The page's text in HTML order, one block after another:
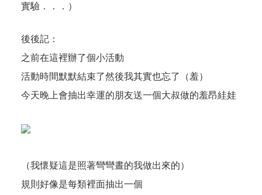
實驗．．．）
後後記：
之前在這裡辦了個小活動
活動時間默默結束了然後我其實也忘了（羞）
今天晚上會抽出幸運的朋友送一個大叔做的羞昂絓娃
（我懷疑這是照著彎彎晝的我做出來的）
規則好像是每類裡面抽出一個